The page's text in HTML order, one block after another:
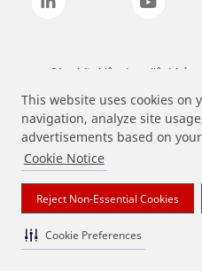
This website uses cookies on
navigation, analyze site
advertisements based on
Cookie Notice
Reject Non-Essential Cookies
Cookie Preferences
Các nhãn hiệu được liệt kê ở